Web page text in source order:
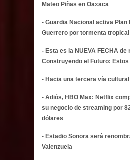
Mateo Piñas en Oaxaca
- Guardia Nacional activa Plan
Guerrero por tormenta tropical
- Esta es la NUEVA FECHA
Construyendo el Futuro:
- Hacia una tercera vía cultural
- Adiós, HBO Max: Netflix
su negocio de streaming por
dólares
- Estadio Sonora será
Valenzuela